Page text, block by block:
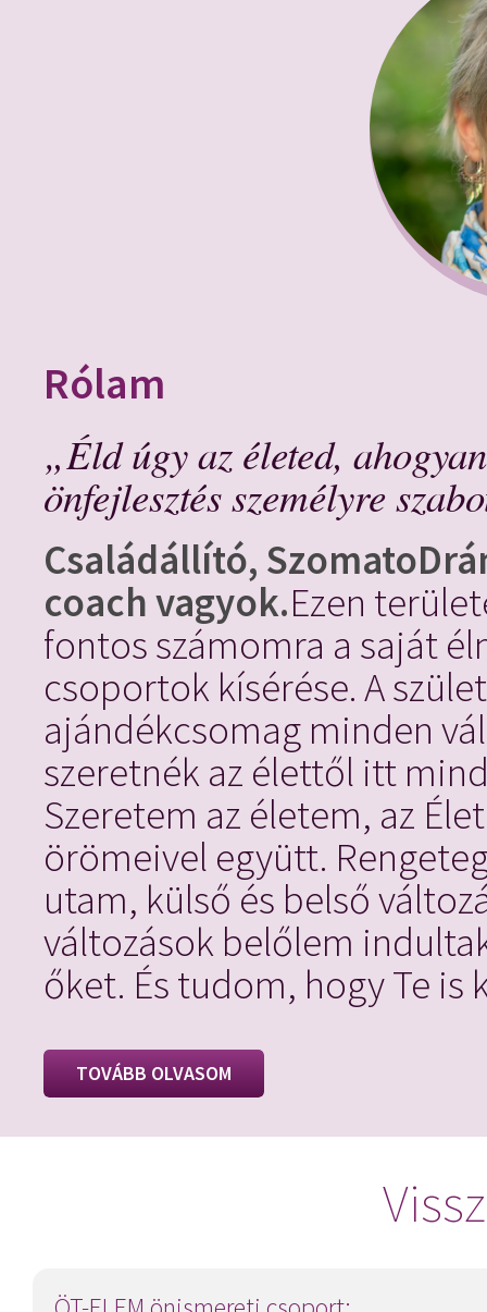
Rólam
„Éld úgy az életed,
önfejlesztés személyre
Családállító,
coach vagyok.Ezen
fontos számomra a saját
csoportok kísérése. A
ajándékcsomag minden
szeretnék az élettől itt
Szeretem az életem, az
örömeivel együtt.
utam, külső és belső
változások belőlem
őket. És tudom, hogy Te is
TOVÁBB OLVASOM